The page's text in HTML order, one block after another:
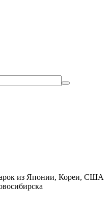
из Японии, Кореи, США